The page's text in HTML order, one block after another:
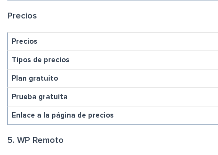
Precios
Precios
Tipos de precios
Plan gratuito
Prueba gratuita
Enlace a la página de precios
5. WP Remoto